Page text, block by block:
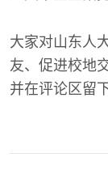
大家对山东人
友、促进校地
并在评论区留